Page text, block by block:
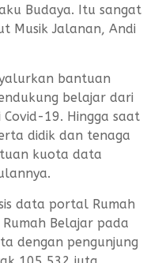
Budaya. Itu sangat
Musik Jalanan, Andi
bantuan
belajar dari
19. Hingga saat
didik dan tenaga
kuota data
data portal Rumah
Belajar pada
dengan pengunjung